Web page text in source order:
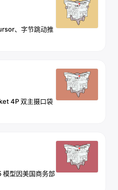
、字节跳动推
4P 双主摄口袋
型因美国商务部